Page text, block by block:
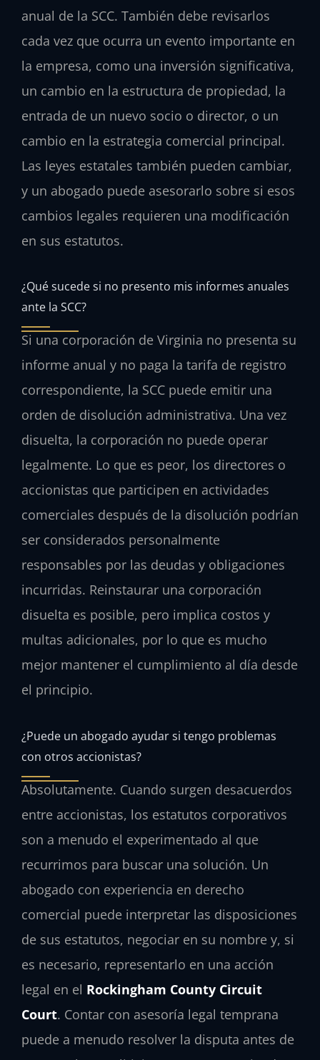
anual de la SCC. También debe revisarlos
cada vez que ocurra un evento importante en
la empresa, como una inversión significativa,
un cambio en la estructura de propiedad, la
entrada de un nuevo socio o director, o un
cambio en la estrategia comercial principal.
Las leyes estatales también pueden cambiar,
y un abogado puede asesorarlo sobre si esos
cambios legales requieren una modificación
en sus estatutos.
¿Qué sucede si no presento mis informes anuales
ante la SCC?
Si una corporación de Virginia no presenta su
informe anual y no paga la tarifa de registro
correspondiente, la SCC puede emitir una
orden de disolución administrativa. Una vez
disuelta, la corporación no puede operar
legalmente. Lo que es peor, los directores o
accionistas que participen en actividades
comerciales después de la disolución podrían
ser considerados personalmente
responsables por las deudas y obligaciones
incurridas. Reinstaurar una corporación
disuelta es posible, pero implica costos y
multas adicionales, por lo que es mucho
mejor mantener el cumplimiento al día desde
el principio.
¿Puede un abogado ayudar si tengo problemas
con otros accionistas?
Absolutamente. Cuando surgen desacuerdos
entre accionistas, los estatutos corporativos
son a menudo el experimentado al que
recurrimos para buscar una solución. Un
abogado con experiencia en derecho
comercial puede interpretar las disposiciones
de sus estatutos, negociar en su nombre y, si
es necesario, representarlo en una acción
legal en el Rockingham County Circuit
Court. Contar con asesoría legal temprana
puede a menudo resolver la disputa antes de